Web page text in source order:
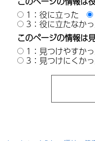
1：役に立った
3：役に立たなか
このページの情報は
1：見つけやすか
3：見つけにくか